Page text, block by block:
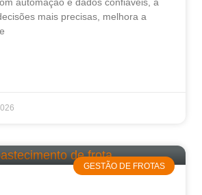
automação e dados confiáveis, a
mais precisas, melhora a
GESTÃO DE FROTAS